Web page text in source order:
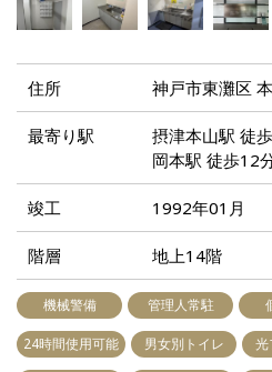
住所 神戸市東灘区
最寄り駅
摂津本山駅 徒
岡本駅 徒歩12
竣工 1992年01月
階層 地上14階
機械警備 管理人常駐
24時間使用可能 男女別トイレ 光